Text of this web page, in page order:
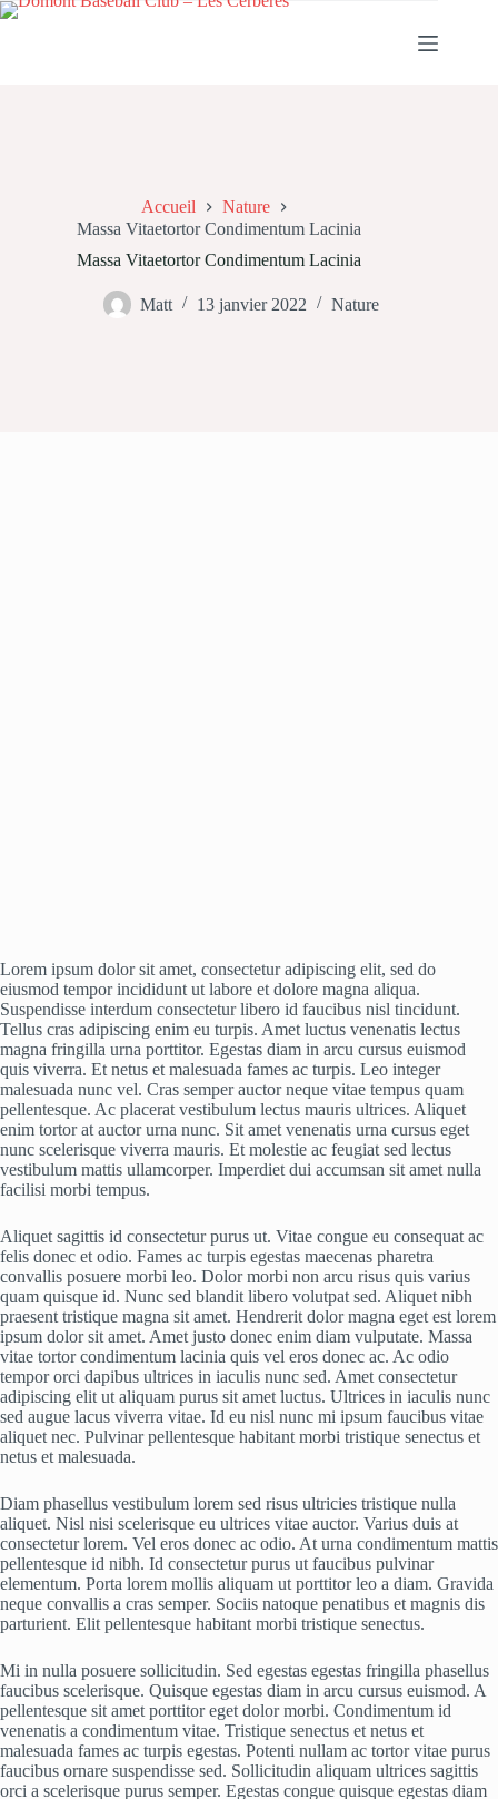
Passer
Accueil
Nature
Massa Vitaetortor Condimentum Lacinia
Massa Vitaetortor Condimentum Lacinia
Matt 13 janvier 2022 Nature
Lorem ipsum dolor sit amet, consectetur adipiscing elit, sed do
eiusmod tempor incididunt ut labore et dolore magna aliqua.
Suspendisse interdum consectetur libero id faucibus nisl tincidunt.
Tellus cras adipiscing enim eu turpis. Amet luctus venenatis lectus
magna fringilla urna porttitor. Egestas diam in arcu cursus euismod
quis viverra. Et netus et malesuada fames ac turpis. Leo integer
malesuada nunc vel. Cras semper auctor neque vitae tempus quam
pellentesque. Ac placerat vestibulum lectus mauris ultrices. Aliquet
enim tortor at auctor urna nunc. Sit amet venenatis urna cursus eget
nunc scelerisque viverra mauris. Et molestie ac feugiat sed lectus
vestibulum mattis ullamcorper. Imperdiet dui accumsan sit amet nulla
facilisi morbi tempus.
Aliquet sagittis id consectetur purus ut. Vitae congue eu consequat ac
felis donec et odio. Fames ac turpis egestas maecenas pharetra
convallis posuere morbi leo. Dolor morbi non arcu risus quis varius
quam quisque id. Nunc sed blandit libero volutpat sed. Aliquet nibh
praesent tristique magna sit amet. Hendrerit dolor magna eget est lorem
ipsum dolor sit amet. Amet justo donec enim diam vulputate. Massa
vitae tortor condimentum lacinia quis vel eros donec ac. Ac odio
tempor orci dapibus ultrices in iaculis nunc sed. Amet consectetur
adipiscing elit ut aliquam purus sit amet luctus. Ultrices in iaculis nunc
sed augue lacus viverra vitae. Id eu nisl nunc mi ipsum faucibus vitae
aliquet nec. Pulvinar pellentesque habitant morbi tristique senectus et
netus et malesuada.
Diam phasellus vestibulum lorem sed risus ultricies tristique nulla
aliquet. Nisl nisi scelerisque eu ultrices vitae auctor. Varius duis at
consectetur lorem. Vel eros donec ac odio. At urna condimentum mattis
pellentesque id nibh. Id consectetur purus ut faucibus pulvinar
elementum. Porta lorem mollis aliquam ut porttitor leo a diam. Gravida
neque convallis a cras semper. Sociis natoque penatibus et magnis dis
parturient. Elit pellentesque habitant morbi tristique senectus.
Mi in nulla posuere sollicitudin. Sed egestas egestas fringilla phasellus
faucibus scelerisque. Quisque egestas diam in arcu cursus euismod. A
pellentesque sit amet porttitor eget dolor morbi. Condimentum id
venenatis a condimentum vitae. Tristique senectus et netus et
malesuada fames ac turpis egestas. Potenti nullam ac tortor vitae purus
faucibus ornare suspendisse sed. Sollicitudin aliquam ultrices sagittis
orci a scelerisque purus semper. Egestas congue quisque egestas diam